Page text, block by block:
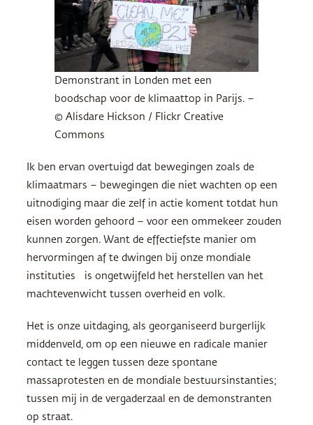
Demonstrant in Londen met een
boodschap voor de klimaattop in Parijs. –
© Alisdare Hickson / Flickr Creative
Commons
Ik ben ervan overtuigd dat bewegingen zoals de
klimaatmars – bewegingen die niet wachten op een
uitnodiging maar die zelf in actie koment totdat hun
eisen worden gehoord – voor een ommekeer zouden
kunnen zorgen. Want de effectiefste manier om
hervormingen af te dwingen bij onze mondiale
instituties is ongetwijfeld het herstellen van het
machtevenwicht tussen overheid en volk.
Het is onze uitdaging, als georganiseerd burgerlijk
middenveld, om op een nieuwe en radicale manier
contact te leggen tussen deze spontane
massaprotesten en de mondiale bestuursinstanties;
tussen mij in de vergaderzaal en de demonstranten
op straat.